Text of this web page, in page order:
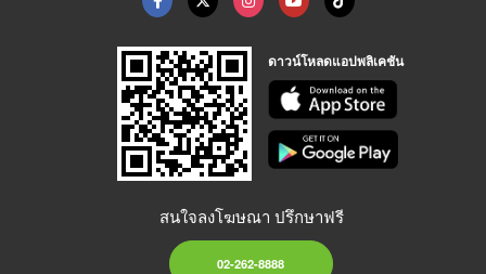
ดาวน์โหลดแอปพลิเคชัน
สนใจลงโฆษณา ปรึกษาฟรี
02-262-8888